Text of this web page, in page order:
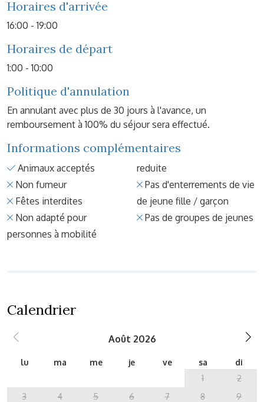
Horaires d'arrivée
16:00 - 19:00
Horaires de départ
1:00 - 10:00
Politique d'annulation
En annulant avec plus de 30 jours à l'avance, un
remboursement à 100% du séjour sera effectué.
Informations complémentaires
Animaux acceptés
Non fumeur
Fêtes interdites
personnes à mobilité
reduite
de jeune fille / garçon
Pas de groupes de jeunes
Calendrier
Août 2026
lu ma me je ve sa
di
1
2
3
4 5 6 7 8
9